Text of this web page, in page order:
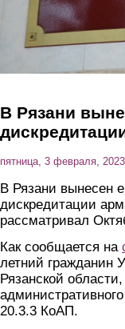
В Рязани
пятница, 3 февраля,
В Рязани вынесен
дискредитации
рассматривал
Как сообщается на
летний гражданин
Рязанской
20.3.3 КоАП.